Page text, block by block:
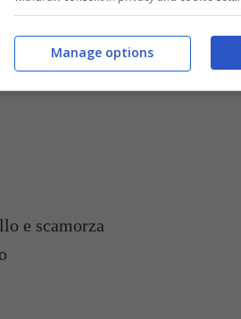
li farciva sempre così i
che dire impossibile
Allaccia il grembiule e
e scamorza
Manage options